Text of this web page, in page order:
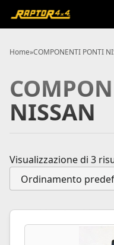
Home»COMPONENTI PONTI
NISSAN
Visualizzazione di 3